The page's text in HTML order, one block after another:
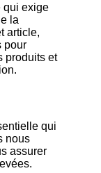
qui exige
la
article,
pour
produits et
qui
nous
assurer